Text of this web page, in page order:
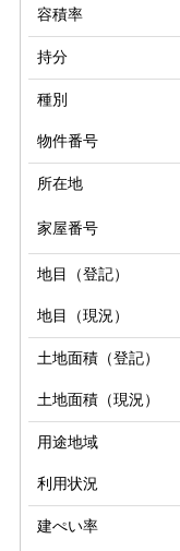
容積率
持分
種別
物件番号
所在地
家屋番号
地目（登記）
地目（現況）
土地面積（登記）
土地面積（現況）
用途地域
利用状況
建ぺい率